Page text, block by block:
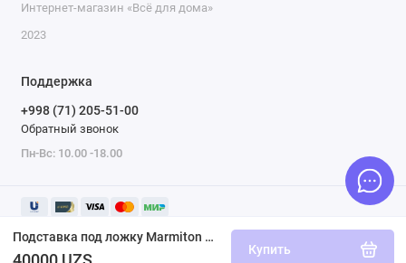
Подставка под ложку Marmiton Basic серый
Купить
Интернет-магазин «Всё для дома»
2023
Поддержка
+998 (71) 205-51-00
Обратный звонок
Пн-Вс: 10.00 -18.00